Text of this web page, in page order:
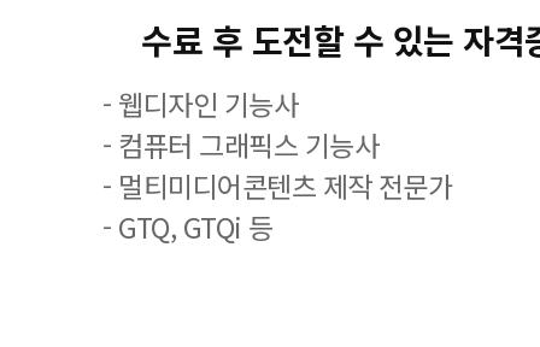
수료 후 도전할 수 있는 자격
- 웹디자인 기능사
- 컴퓨터 그래픽스 기능사
- 멀티미디어콘텐츠 제작 전문가
- GTQ, GTQi 등